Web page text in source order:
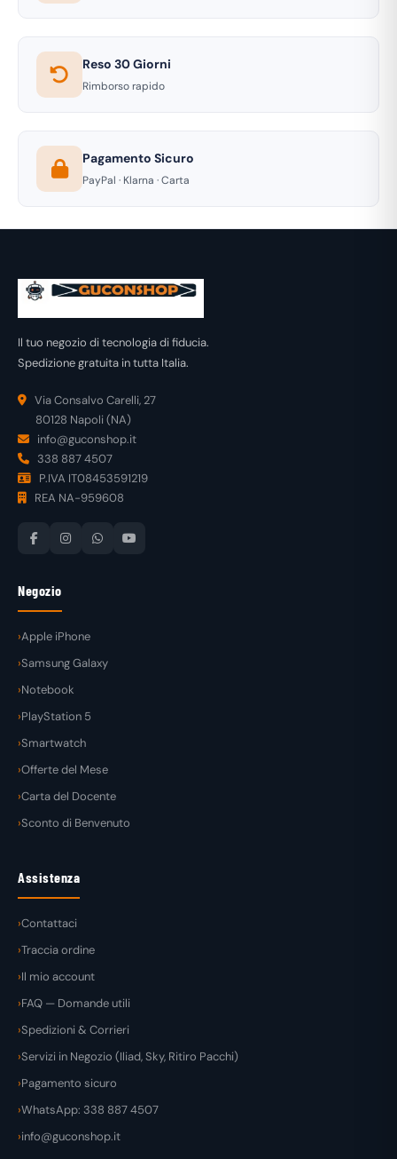
Reso 30 Giorni
Rimborso rapido
Pagamento Sicuro
PayPal · Klarna · Carta
Il tuo negozio di tecnologia di fiducia.
Spedizione gratuita in tutta Italia.
Via Consalvo Carelli, 27
80128 Napoli (NA)
info@guconshop.it
338 887 4507
P.IVA IT08453591219
REA NA-959608
Negozio
Apple iPhone
Samsung Galaxy
Notebook
PlayStation 5
Smartwatch
Offerte del Mese
Carta del Docente
Sconto di Benvenuto
Assistenza
Contattaci
Traccia ordine
Il mio account
FAQ — Domande utili
Spedizioni & Corrieri
Servizi in Negozio (Iliad, Sky, Ritiro Pacchi)
Pagamento sicuro
WhatsApp: 338 887 4507
info@guconshop.it